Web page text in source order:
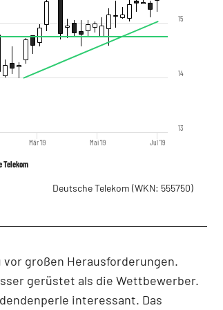
Telekom
Jul '19
Mär '19 Mai '19
13
14
15
Deutsche Telekom (WKN: 555750)
vor großen Herausforderungen.
gerüstet als die Wettbewerber.
interessant. Das